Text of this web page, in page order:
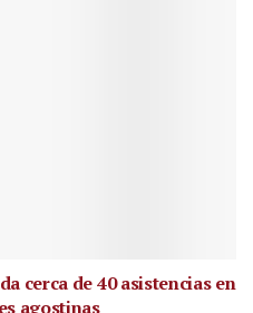
cerca de 40 asistencias en
agostinas